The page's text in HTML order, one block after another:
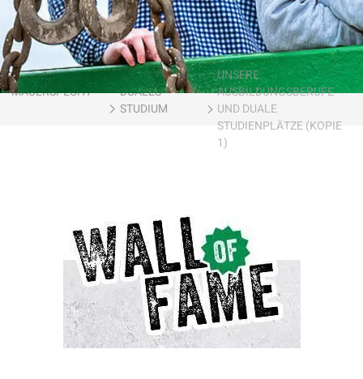
CANAL-CONTROL
MAUERSPECHT
AUSBILDUNG /
DUALES
STUDIUM
UNSERE
AUSBILDUNGSBERUFE
UND DUALE
STUDIENPLÄTZE (KOPIE
1)